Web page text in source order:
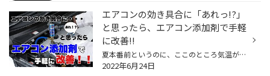
エアコンの効き具合に「あれっ!?」
と思ったら、エアコン添加剤で手軽
に改善!!
夏本番前というのに、ここのところ気温がグングンと上昇し、まるで梅雨明けでもしたかのような猛暑日になる日もありますね。 日本の夏は確実に暑く、そして長くなっています。お出かけの際はもちろんですが、室内にいらっしゃるときにもこまめな水分補給をお忘れなく。 さて、そんな季節におクルマ...
2022年6月24日